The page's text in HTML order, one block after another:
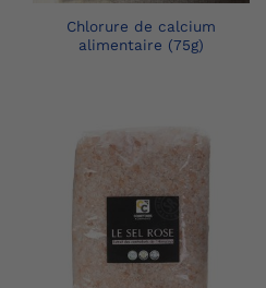
Chlorure de calcium
alimentaire (75g)